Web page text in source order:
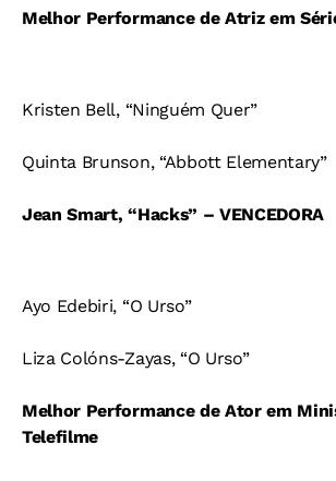
Melhor Performance de Atriz em
Kristen Bell, “Ninguém Quer”
Quinta Brunson, “Abbott Elementary”
Jean Smart, “Hacks” – VENCEDORA
Ayo Edebiri, “O Urso”
Liza Colóns-Zayas, “O Urso”
Melhor Performance de Ator em
Telefilme